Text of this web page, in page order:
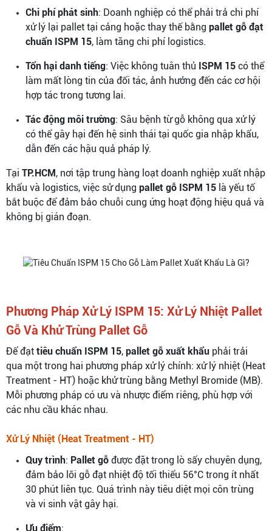
Chi phí phát sinh: Doanh nghiệp có thể phải trả chi phí
xử lý lại pallet tại cảng hoặc thay thế bằng pallet gỗ đạt
chuẩn ISPM 15, làm tăng chi phí logistics.
Tổn hại danh tiếng: Việc không tuân thủ ISPM 15 có thể
làm mất lòng tin của đối tác, ảnh hưởng đến các cơ hội
hợp tác trong tương lai.
Tác động môi trường: Sâu bệnh từ gỗ không qua xử lý
có thể gây hại đến hệ sinh thái tại quốc gia nhập khẩu,
dẫn đến các hậu quả pháp lý.
Tại TP.HCM, nơi tập trung hàng loạt doanh nghiệp xuất nhập
khẩu và logistics, việc sử dụng pallet gỗ ISPM 15 là yếu tố
bắt buộc để đảm bảo chuỗi cung ứng hoạt động hiệu quả và
không bị gián đoạn.
Phương Pháp Xử Lý ISPM 15: Xử Lý Nhiệt Pallet
Gỗ Và Khử Trùng Pallet Gỗ
Để đạt tiêu chuẩn ISPM 15, pallet gỗ xuất khẩu phải trải
qua một trong hai phương pháp xử lý chính: xử lý nhiệt (Heat
Treatment - HT) hoặc khử trùng bằng Methyl Bromide (MB).
Mỗi phương pháp có ưu và nhược điểm riêng, phù hợp với
các nhu cầu khác nhau.
Xử Lý Nhiệt (Heat Treatment - HT)
Quy trình: Pallet gỗ được đặt trong lò sấy chuyên dụng,
đảm bảo lõi gỗ đạt nhiệt độ tối thiểu 56°C trong ít nhất
30 phút liên tục. Quá trình này tiêu diệt mọi côn trùng
và vi sinh vật gây hại.
Ưu điểm: